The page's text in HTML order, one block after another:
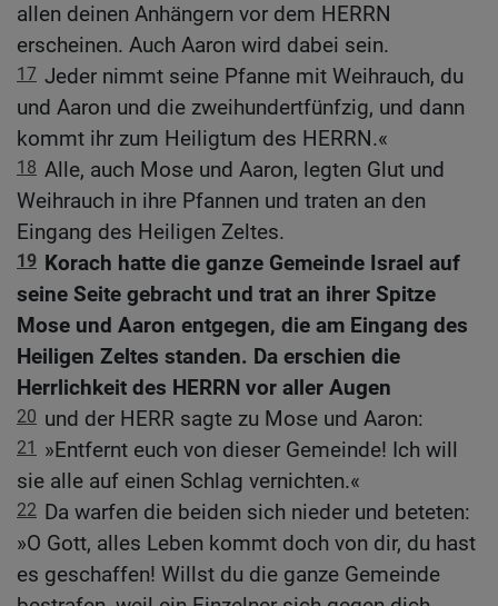
allen deinen Anhängern vor dem HERRN
erscheinen. Auch Aaron wird dabei sein.
17 Jeder nimmt seine Pfanne mit Weihrauch, du
und Aaron und die zweihundertfünfzig, und dann
kommt ihr zum Heiligtum des HERRN.«
18 Alle, auch Mose und Aaron, legten Glut und
Weihrauch in ihre Pfannen und traten an den
Eingang des Heiligen Zeltes.
19 Korach hatte die ganze Gemeinde Israel auf
seine Seite gebracht und trat an ihrer Spitze
Mose und Aaron entgegen, die am Eingang des
Heiligen Zeltes standen. Da erschien die
Herrlichkeit des HERRN vor aller Augen
20 und der HERR sagte zu Mose und Aaron:
21
»Entfernt euch von dieser Gemeinde! Ich will
sie alle auf einen Schlag vernichten.«
22 Da warfen die beiden sich nieder und beteten:
»O Gott, alles Leben kommt doch von dir, du hast
es geschaffen! Willst du die ganze Gemeinde